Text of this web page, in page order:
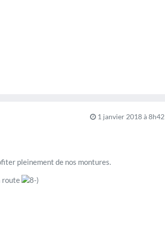
1 janvier 2018 à 8h42
pleinement de nos montures.
route